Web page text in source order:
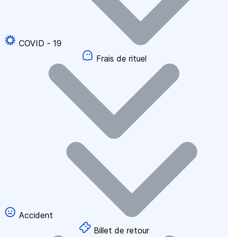
COVID - 19
Frais de rituel
Accident
Billet de retour